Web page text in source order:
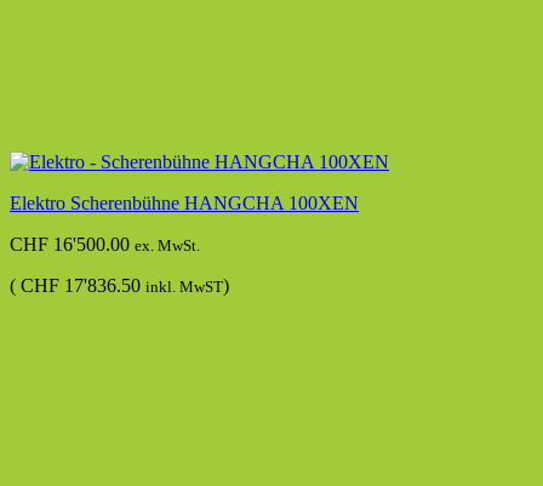
Elektro Scherenbühne HANGCHA 100XEN
CHF 16'500.00 ex. MwSt.
( CHF 17'836.50 inkl. MwST)